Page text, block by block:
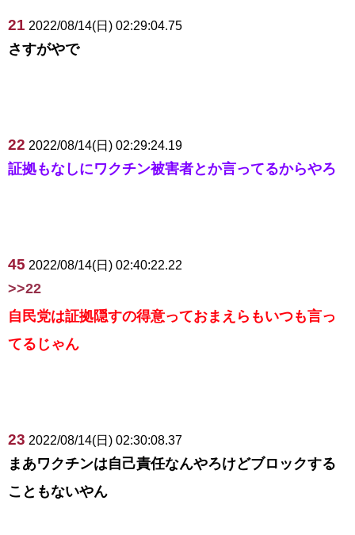
21 2022/08/14(日) 02:29:04.75
さすがやで
22 2022/08/14(日) 02:29:24.19
証拠もなしにワクチン被害者とか言ってるからやろ
45 2022/08/14(日) 02:40:22.22
>>22
自民党は証拠隠すの得意っておまえらもいつも言っ
てるじゃん
23 2022/08/14(日) 02:30:08.37
まあワクチンは自己責任なんやろけどブロックする
こともないやん